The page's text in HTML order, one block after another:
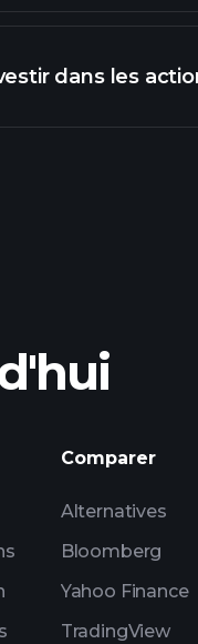
dans les
sur le marché
Comparer
Alternatives
Bloomberg
Yahoo Finance
TradingView